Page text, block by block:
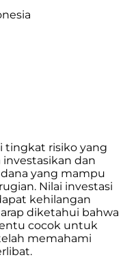
tingkat risiko yang
dan
yang mampu
Nilai investasi
kehilangan
diketahui bahwa
cocok untuk
memahami